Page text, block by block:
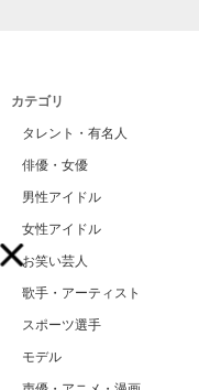
カテゴリ
タレント・有名人
俳優・女優
男性アイドル
女性アイドル
お笑い芸人
歌手・アーティスト
スポーツ選手
モデル